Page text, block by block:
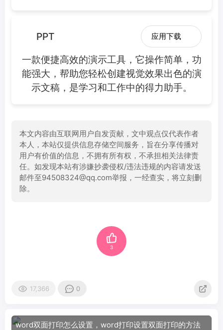
PPT 应用下载
一款便捷高效的演示工具，它操作简单，功
能强大，帮助您轻松创建视觉效果出色的演
示文稿，是学习和工作中的得力助手。
本文内容由互联网用户自发贡献，文中观点仅代表作者
本人，本站仅提供信息存储空间服务，旨在分享传播对
用户有价值的信息，不拥有所有权，不承担相关法律责
任。如发现本站有涉嫌抄袭侵权/违法违规的内容请发送
邮件至94508324@qq.com举报，一经查实，将立刻删
除。
3
17,366 0
word双面打印怎么设置，word打印设置双面打印的方法